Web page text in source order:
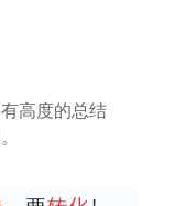
高度的总结